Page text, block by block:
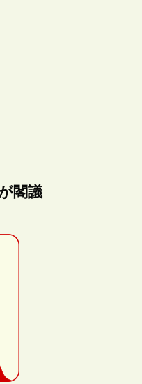
閣議